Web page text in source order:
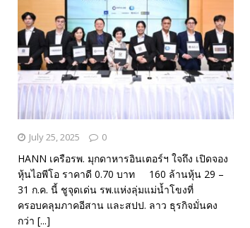
July 25, 2025 0
HANN เครือรพ. มุกดาหารอินเตอร์ฯ ใจถึง เปิดจอง
หุ้นไอพีโอ ราคาดี 0.70 บาท 160 ล้านหุ้น 29 –
31 ก.ค. นี้ ชูจุดเด่น รพ.แห่งลุ่มแม่น้ำโขงที่
ครอบคลุมภาคอีสาน และสปป. ลาว ธุรกิจมั่นคง
กว่า [...]